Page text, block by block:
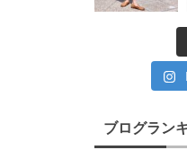
ブログラン